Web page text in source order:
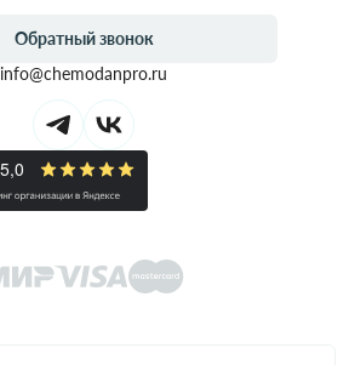
Обратный звонок
info@chemodanpro.ru